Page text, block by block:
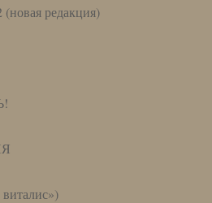
редакция)